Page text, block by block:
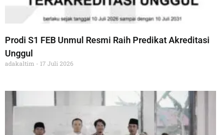
Prodi S1 FEB Unmul Resmi Raih Predikat Akreditasi
Unggul
adakaltim 17 Juli 2026